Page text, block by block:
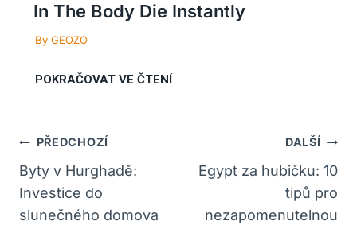
In The Body Die Instantly
Navigace
Pro
Příspěvek
PŘEDCHOZÍ
Byty v Hurghadě:
Investice do
slunečného domova
DALŠÍ
Egypt za hubičku: 10
tipů pro
nezapomenutelnou